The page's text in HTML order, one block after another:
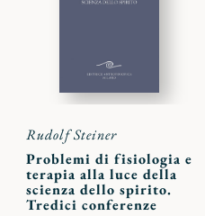
Rudolf Steiner
Problemi di fisiologia e
terapia alla luce della
scienza dello spirito.
Tredici conferenze